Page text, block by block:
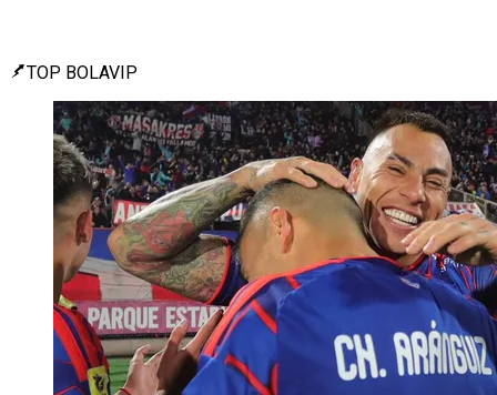
TOP BOLAVIP